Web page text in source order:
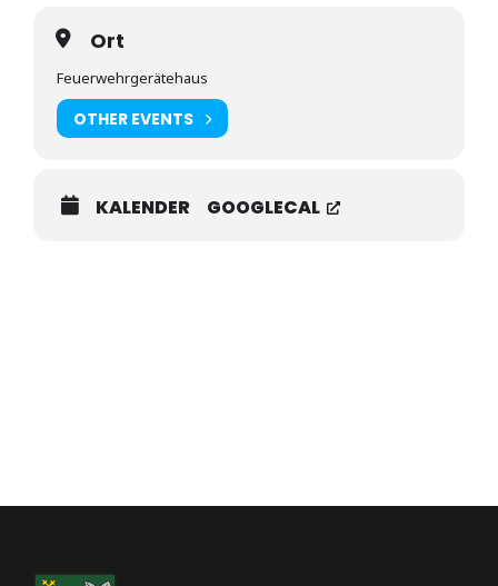
Ort
Feuerwehrgerätehaus
OTHER EVENTS
KALENDER GOOGLECAL